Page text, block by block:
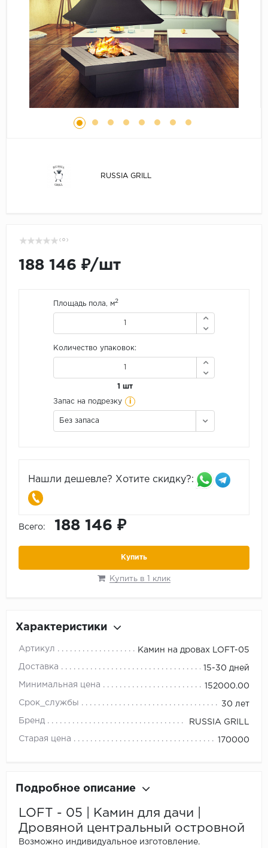
Серый
Бежевый
Дуб светлый
Коричневый
Страна
Австрия
RUSSIA GRILL
( 0 )
188 146 ₽/шт
Площадь пола, м2
Количество упаковок:
1 шт
Запас на подрезку i
Без запаса
Нашли дешевле? Хотите скидку?:
Всего: 188 146 ₽
Купить
Купить в 1 клик
Характеристики
Артикул Камин на дровах LOFT-05
Доставка 15-30 дней
Минимальная цена 152000.00
Срок_службы 30 лет
Бренд RUSSIA GRILL
Старая цена 170000
Подробное описание
LOFT - 05 | Камин для дачи |
Дровяной центральный островной
Возможно индивидуальное изготовление.